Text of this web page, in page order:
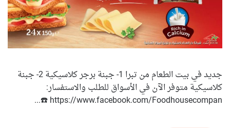
جديد في بيت الطعام من تبرا 1- جبنة برجر كلاسيكية 2- جبنة
كلاسيكية متوفر الآن في الأسواق للطلب والاستفسار:
https://www.facebook.com/Foodhousecompan ☎️...